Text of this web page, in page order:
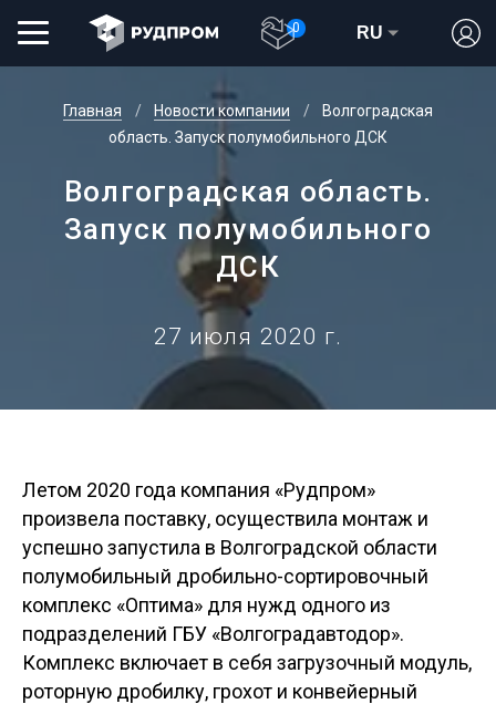
0 RU
Главная Новости компании
Волгоградская
область. Запуск полумобильного ДСК
Волгоградская область.
Запуск полумобильного
ДСК
27 июля 2020 г.
Летом 2020 года компания «Рудпром»
произвела поставку, осуществила монтаж и
успешно запустила в Волгоградской области
полумобильный дробильно-сортировочный
комплекс «Оптима» для нужд одного из
подразделений ГБУ «Волгоградавтодор».
Комплекс включает в себя загрузочный модуль,
роторную дробилку, грохот и конвейерный